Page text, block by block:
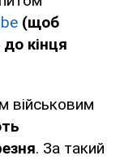
(щоб
кінця
військовим
. За такий